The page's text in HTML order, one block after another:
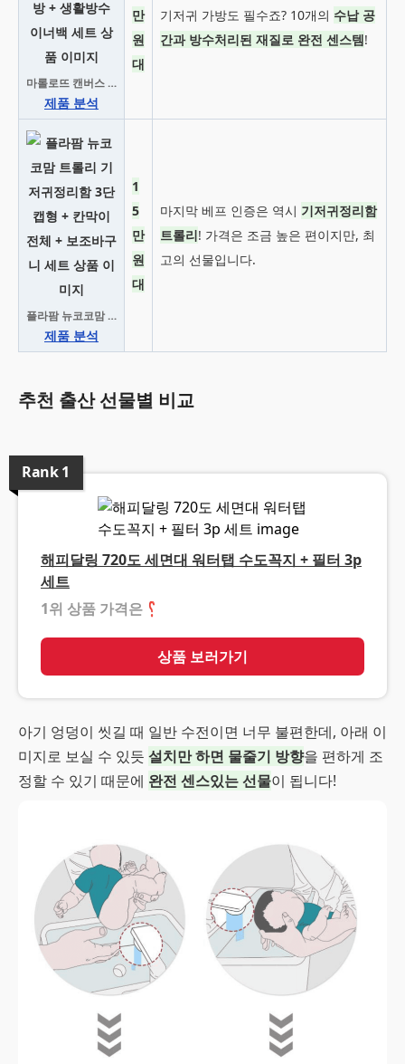
마롤로뜨 캔버스 기저귀가방 + 생활방수 이너백 세트
제품 분석
만
원
대
기저귀 가방도 필수죠? 10개의 수납 공
간과 방수처리된 재질로 완전 센스템!
플라팜 뉴코코맘 트롤리 기저귀정리함 3단 캡형 + 칸막이 전체 + 보조바구니 세트
제품 분석
1
5
만
원
대
마지막 베프 인증은 역시 기저귀정리함
트롤리! 가격은 조금 높은 편이지만, 최
고의 선물입니다.
추천 출산 선물별 비교
Rank1
해피달링 720도 세면대 워터탭 수도꼭지 + 필터 3p
세트
1위 상품 가격은 ❓
상품 보러가기
아기 엉덩이 씻길 때 일반 수전이면 너무 불편한데, 아래 이
미지로 보실 수 있듯 설치만 하면 물줄기 방향을 편하게 조
정할 수 있기 때문에 완전 센스있는 선물이 됩니다!